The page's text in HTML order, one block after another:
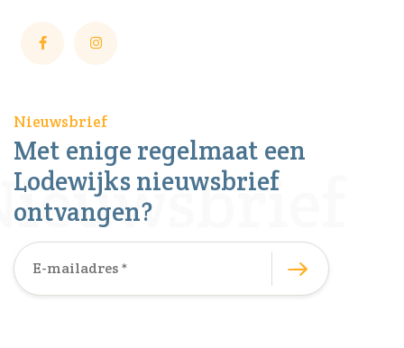
Nieuwsbrief
Met enige regelmaat een
Lodewijks nieuwsbrief
ontvangen?